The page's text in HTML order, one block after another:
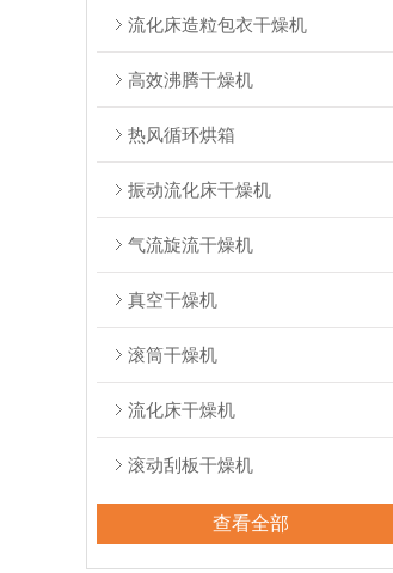
流化床造粒包衣干燥机
高效沸腾干燥机
热风循环烘箱
振动流化床干燥机
气流旋流干燥机
真空干燥机
滚筒干燥机
流化床干燥机
滚动刮板干燥机
查看全部